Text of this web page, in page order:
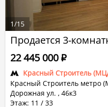
Продается 3-
Красный Строитель
Красный Строитель метро
Дорожная ул. , 46к3
Этаж: 11 / 33
22 445 000Р
1/15